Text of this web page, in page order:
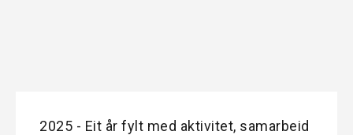
2025 - Eit år fylt med aktivitet, samarbeid